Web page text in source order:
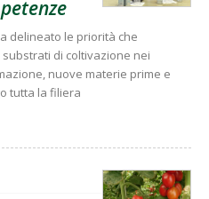
delineato le priorità che
di coltivazione nei
nuove materie prime e
tutta la filiera